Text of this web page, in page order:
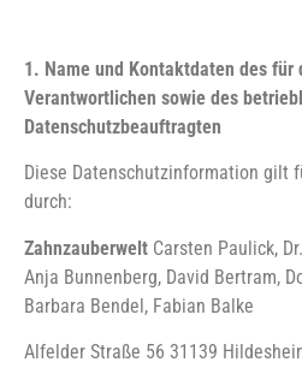
1. Name und Kontaktdaten des für
Verantwortlichen sowie des
Datenschutzbeauftragten
Diese Datenschutzinformation gilt
durch:
Zahnzauberwelt Carsten Paulick,
Anja Bunnenberg, David Bertram,
Barbara Bendel, Fabian Balke
Alfelder Straße 56 31139